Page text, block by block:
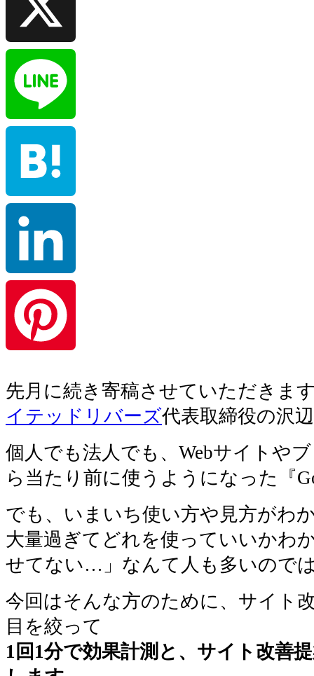
Line
Hatena
LinkedIn
先月に続き寄稿させていただきま
イテッドリバーズ代表取締役の沢
個人でも法人でも、Webサイトや
ら当たり前に使うようになった『
でも、いまいち使い方や見方がわ
大量過ぎてどれを使っていいかわ
せてない…」なんて人も多いので
今回はそんな方のために、サイト
目を絞って
1回1分で効果計測と、サイト改善